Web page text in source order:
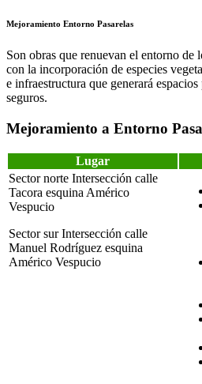
Mejoramiento Entorno Pasarelas
Son obras que renuevan el entorno de
con la incorporación de especies
e infraestructura que generará
seguros.
Mejoramiento a Entorno
Lugar
Sector norte Intersección calle
Tacora esquina Américo
Vespucio
Sector sur Intersección calle
Manuel Rodríguez esquina
Américo Vespucio